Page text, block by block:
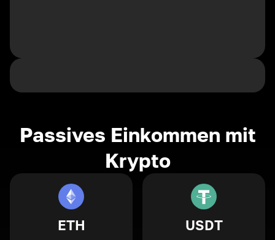
Passives Einkommen mit
Krypto
ETH USDT